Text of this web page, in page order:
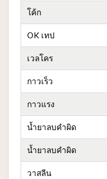
โค้ก
OK เทป
เวลโคร
กาวเร็ว
กาวแรง
น้ำยาลบคำผิด
น้ำยาลบคำผิด
วาสลีน